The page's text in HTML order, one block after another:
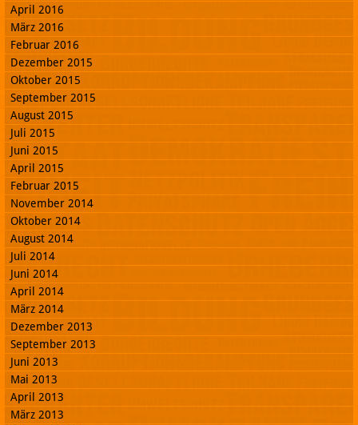
April 2016
März 2016
Februar 2016
Dezember 2015
Oktober 2015
September 2015
August 2015
Juli 2015
Juni 2015
April 2015
Februar 2015
November 2014
Oktober 2014
August 2014
Juli 2014
Juni 2014
April 2014
März 2014
Dezember 2013
September 2013
Juni 2013
Mai 2013
April 2013
März 2013